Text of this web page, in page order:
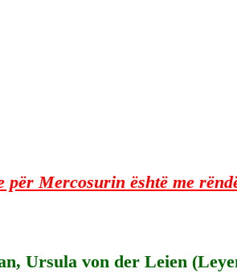
për Mercosurin është me
Ursula von der Leien